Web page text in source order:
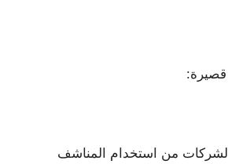
من استخدام المناشف